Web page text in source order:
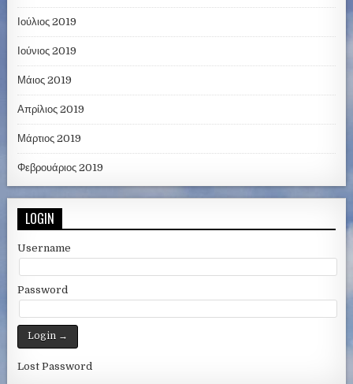
Ιούλιος 2019
Ιούνιος 2019
Μάιος 2019
Απρίλιος 2019
Μάρτιος 2019
Φεβρουάριος 2019
LOGIN
Username
Password
Lost Password